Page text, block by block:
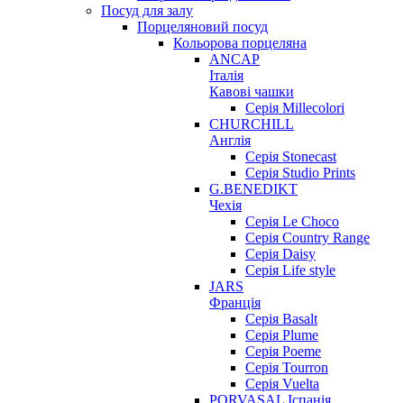
Посуд для залу
Порцеляновий посуд
Кольорова порцеляна
ANCAP
Італія
Кавові чашки
Серія Millecolori
CHURCHILL
Англія
Серія Stonecast
Серія Studio Prints
G.BENEDIKT
Чехія
Cерія Le Choco
Серія Country Range
Серія Daisy
Серія Life style
JARS
Франція
Серія Basalt
Серія Plume
Серія Poeme
Серія Tourron
Серія Vuelta
PORVASAL Іспанія